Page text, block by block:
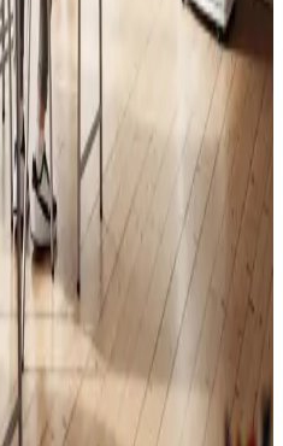
i skoler og institutioner